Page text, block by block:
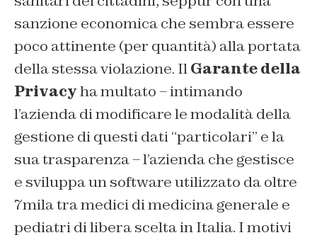
sanzione economica che sembra essere
poco attinente (per quantità) alla portata
della stessa violazione. IlGarante della
Privacyha multato – intimando
l’azienda di modificare le modalità della
gestione di questi dati “particolari” e la
sua trasparenza – l’azienda che gestisce
e sviluppa un software utilizzato da oltre
7mila tra medici di medicina generale e
pediatri di libera scelta in Italia. I motivi